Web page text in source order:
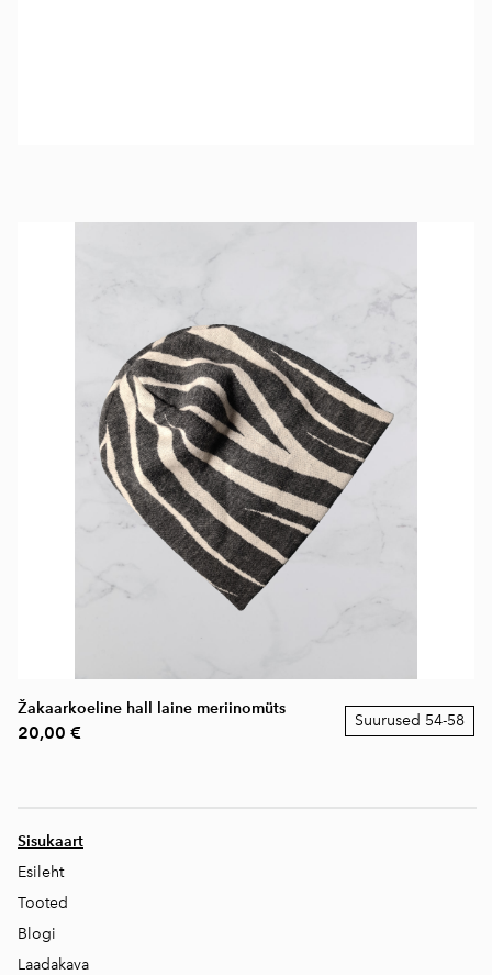
Žakaarkoeline hall laine meriinomüts
20,00 €
Suurused 54-58
Sisukaart
Esileht
Tooted
Blogi
Laadakava